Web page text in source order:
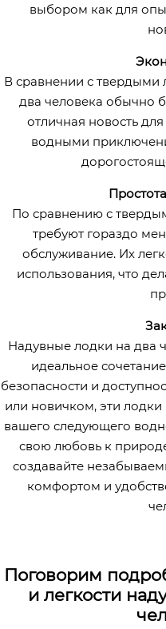
выбором как для
В сравнении с
два человека обычно
отличная новость для
водными
По сравнению с
требуют гораздо
обслуживание. Их
использования, что
Надувные лодки на два
идеальное
безопасности и
или новичком, эти
вашего следующего
свою любовь к
создавайте
комфортом и
Поговорим
и легкости